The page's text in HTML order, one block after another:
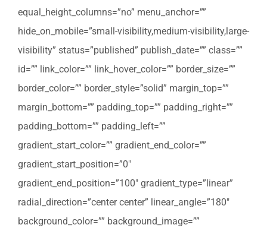
equal_height_columns=”no” menu_anchor=””
hide_on_mobile=”small-visibility,medium-visibility,large-
visibility” status=”published” publish_date=”” class=””
id=”” link_color=”” link_hover_color=”” border_size=””
border_color=”” border_style=”solid” margin_top=””
margin_bottom=”” padding_top=”” padding_right=””
padding_bottom=”” padding_left=””
gradient_start_color=”” gradient_end_color=””
gradient_start_position=”0″
gradient_end_position=”100″ gradient_type=”linear”
radial_direction=”center center” linear_angle=”180″
background_color=”” background_image=””